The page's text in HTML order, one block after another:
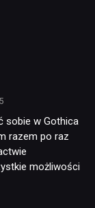
sobie w Gothica
razem po raz
możliwości